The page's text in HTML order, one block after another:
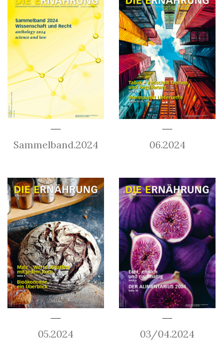
Sammelband.2024 06.2024
05.2024 03/04.2024